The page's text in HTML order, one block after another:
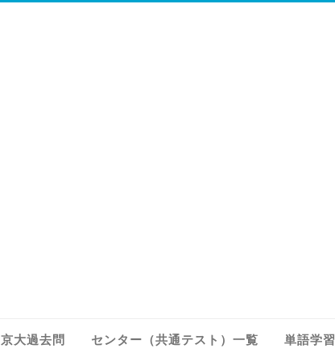
京大過去問 センター（共通テスト）一覧 単語学習